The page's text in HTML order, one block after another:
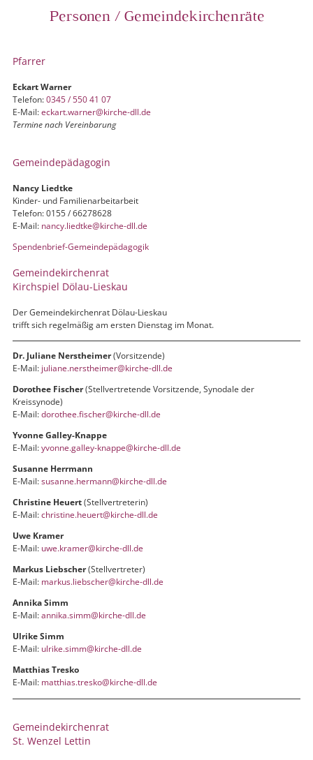
Personen / Gemeindekirchenräte
Pfarrer
Eckart Warner
Telefon:0345 / 550 41 07
E-Mail:eckart.warner@kirche-dll.de
Termine nach Vereinbarung
Gemeindepädagogin
Nancy Liedtke
Kinder- und Familienarbeitarbeit
Telefon: 0155 / 66278628
E-Mail: nancy.liedtke@kirche-dll.de
Spendenbrief-Gemeindepädagogik
Gemeindekirchenrat
Kirchspiel Dölau-Lieskau
Der Gemeindekirchenrat Dölau-Lieskau
trifft sich regelmäßig am ersten Dienstag im Monat.
Dr. Juliane Nerstheimer(Vorsitzende)
E-Mail: juliane.nerstheimer@kirche-dll.de
Dorothee Fischer(Stellvertretende Vorsitzende, Synodale der
Kreissynode)
E-Mail:dorothee.fischer@kirche-dll.de
Yvonne Galley-Knappe
E-Mail:yvonne.galley-knappe@kirche-dll.de
Susanne Herrmann
E-Mail:susanne.hermann@kirche-dll.de
Christine Heuert(Stellvertreterin)
E-Mail:christine.heuert@kirche-dll.de
Uwe Kramer
E-Mail: uwe.kramer@kirche-dll.de
Markus Liebscher(Stellvertreter)
E-Mail: markus.liebscher@kirche-dll.de
Annika Simm
E-Mail:annika.simm@kirche-dll.de
Ulrike Simm
E-Mail: ulrike.simm@kirche-dll.de
Matthias Tresko
E-Mail: matthias.tresko@kirche-dll.de
Gemeindekirchenrat
St. Wenzel Lettin